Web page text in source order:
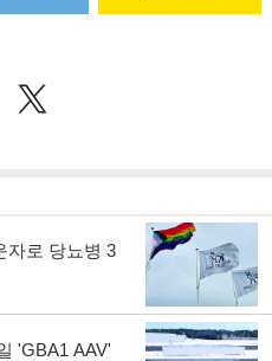
트위
터로
자로 당뇨병 3
'GBA1 AAV'